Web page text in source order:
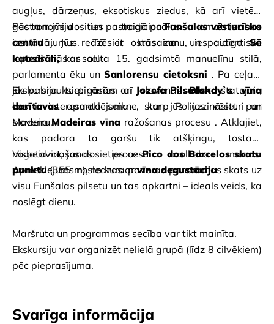
augļus, dārzeņus, eksotiskus ziedus, kā arī vietējo
gastronomiju un tradicionālos amatniecības
izstrādājumus. Tā ir krāsaina un autentiska
iepazīšanās ar salu.
Pēc tam jūs dosities pastaigā pa Funšalas vēsturisko
centru . Jūs redzēsiet ostas zonu, iespaidīgo Sē
katedrāli, kas celta 15. gadsimtā manuelīnu stilā,
parlamenta ēku un Sanlorensu cietoksni . Pa ceļam
jūs pabrauksiet garām arī Jozefa Pilsudska statujai ,
kas ir interesanta saikne starp Polijas vēsturi un
Madeiru.
Ekskursija turpināsies ar slavenāsBlandy`s vīna
darītavas
apmeklējumu
, kur jūs uzzināsiet par
slavenā Madeiras vīna ražošanas procesu . Atklājiet,
kas padara tā garšu tik atšķirīgu, tostarp
nogatavināšanas procesu ozolkoka mucās.
Apmeklējums noslēdzas ar vīna degustāciju .
Visbeidzot, jūs dosieties uz Pico dos Barcelos skatu
punktu (355 m), no kura paveras panorāmas skats uz
visu Funšalas pilsētu un tās apkārtni – ideāls veids, kā
noslēgt dienu.
Maršruta un programmas secība var tikt mainīta.
Ekskursiju var organizēt nelielā grupā (līdz 8 cilvēkiem)
pēc pieprasījuma.
Svarīga informācija